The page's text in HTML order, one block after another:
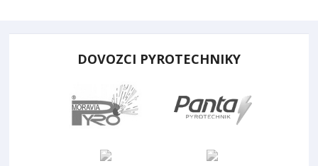
DOVOZCI PYROTECHNIKY